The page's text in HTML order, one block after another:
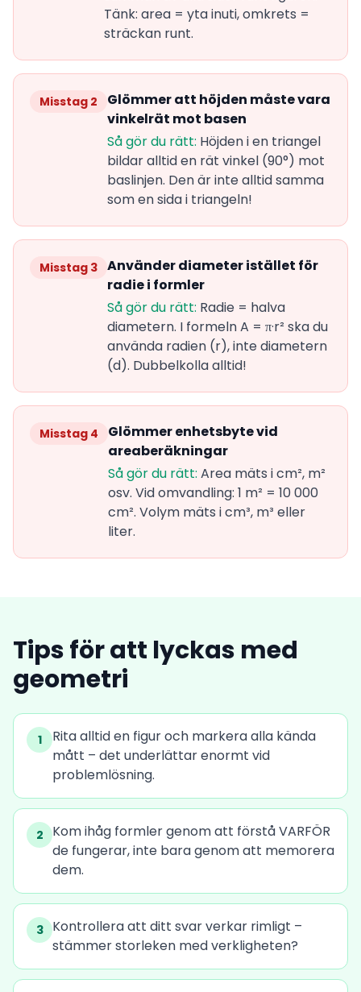
Tänk: area = yta inuti, omkrets =
sträckan runt.
Misstag 2
Glömmer att höjden måste vara
vinkelrät mot basen
Så gör du rätt: Höjden i en triangel
bildar alltid en rät vinkel (90°) mot
baslinjen. Den är inte alltid samma
som en sida i triangeln!
Misstag 3 Använder diameter istället för
radie i formler
Så gör du rätt: Radie = halva
diametern. I formeln A = π·r² ska du
använda radien (r), inte diametern
(d). Dubbelkolla alltid!
Misstag 4
Glömmer enhetsbyte vid
areaberäkningar
Så gör du rätt: Area mäts i cm², m²
osv. Vid omvandling: 1 m² = 10 000
cm². Volym mäts i cm³, m³ eller
liter.
Tips för att lyckas med
geometri
1
Rita alltid en figur och markera alla kända
mått – det underlättar enormt vid
problemlösning.
2
Kom ihåg formler genom att förstå VARFÖR
de fungerar, inte bara genom att memorera
dem.
3
Kontrollera att ditt svar verkar rimligt –
stämmer storleken med verkligheten?